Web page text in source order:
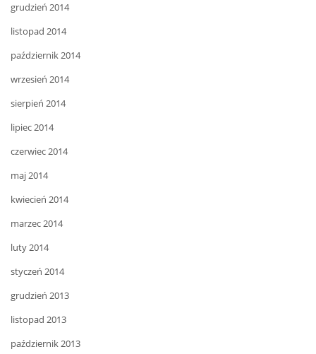
grudzień 2014
listopad 2014
październik 2014
wrzesień 2014
sierpień 2014
lipiec 2014
czerwiec 2014
maj 2014
kwiecień 2014
marzec 2014
luty 2014
styczeń 2014
grudzień 2013
listopad 2013
październik 2013